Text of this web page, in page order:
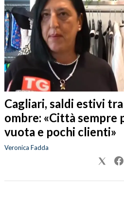
Cagliari, saldi estivi
ombre: «Città sempre
vuota e pochi clienti»
Veronica Fadda